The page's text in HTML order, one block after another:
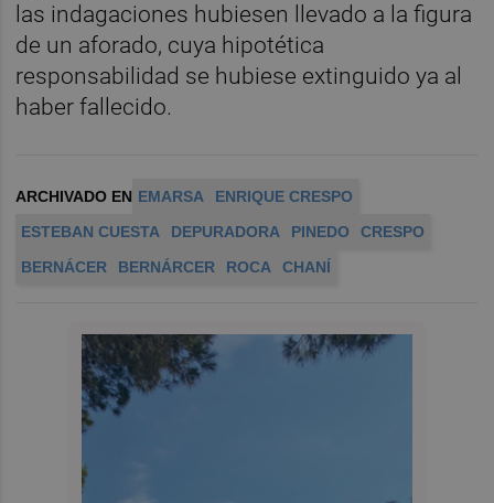
las indagaciones hubiesen llevado a la figura
de un aforado, cuya hipotética
responsabilidad se hubiese extinguido ya al
haber fallecido.
ARCHIVADO EN EMARSA
ENRIQUE CRESPO
ESTEBAN CUESTA
DEPURADORA PINEDO
CRESPO
BERNÁCER
BERNÁRCER ROCA CHANÍ